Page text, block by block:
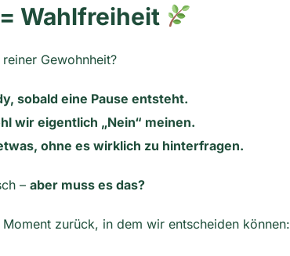
Wahlfreiheit
Gewohnheit?
sobald eine Pause entsteht.
wir eigentlich „Nein“ meinen.
ohne es wirklich zu hinterfragen.
– aber muss es das?
zurück, in dem wir entscheiden können: